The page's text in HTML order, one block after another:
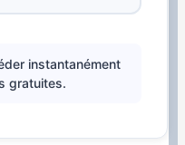
instantanément
gratuites.